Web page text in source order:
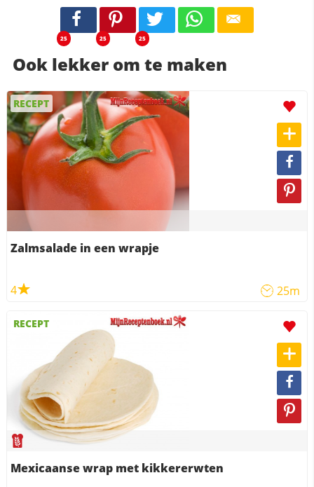
25 25 25
Ook lekker om te maken
RECEPT
Zalmsalade in een wrapje
4 25m
RECEPT
Mexicaanse wrap met kikkererwten